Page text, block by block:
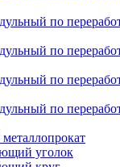
по
по
по
по
уголок